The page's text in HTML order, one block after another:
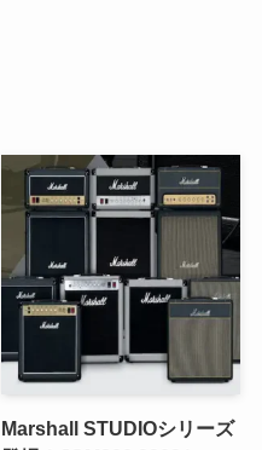
Marshall STUDIOシリーズ